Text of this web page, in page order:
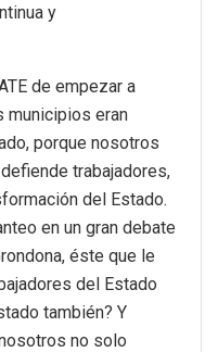
y
de empezar a
municipios eran
porque nosotros
trabajadores,
del Estado.
en un gran debate
éste que le
del Estado
también? Y
no solo